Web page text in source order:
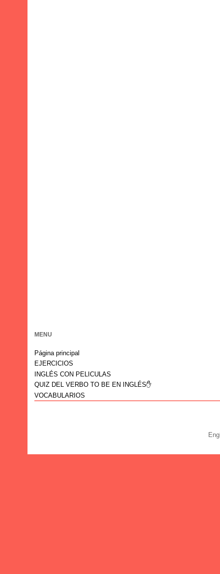
MENU
Página principal
EJERCICIOS
INGLÉS CON PELICULAS
QUIZ DEL VERBO TO BE EN INGLÉS✋
VOCABULARIOS